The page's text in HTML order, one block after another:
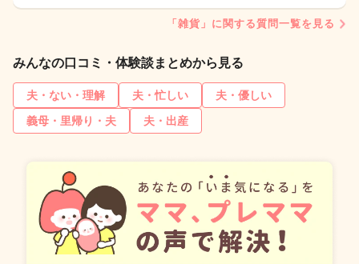
「雑貨」に関する質問一覧を見る
みんなの口コミ・体験談まとめから見る
夫・ない・理解 夫・忙しい
夫・優しい
義母・里帰り・夫
夫・出産